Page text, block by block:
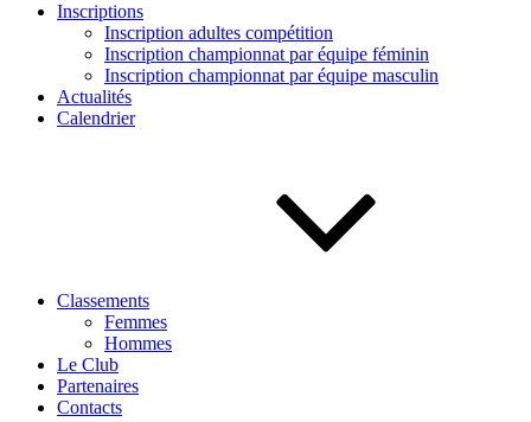
Inscriptions
Inscription adultes compétition
Inscription championnat par équipe féminin
Inscription championnat par équipe masculin
Actualités
Calendrier
Classements
Femmes
Hommes
Le Club
Partenaires
Contacts